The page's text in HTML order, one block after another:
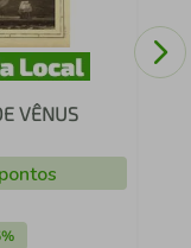
VÊNUS
pontos